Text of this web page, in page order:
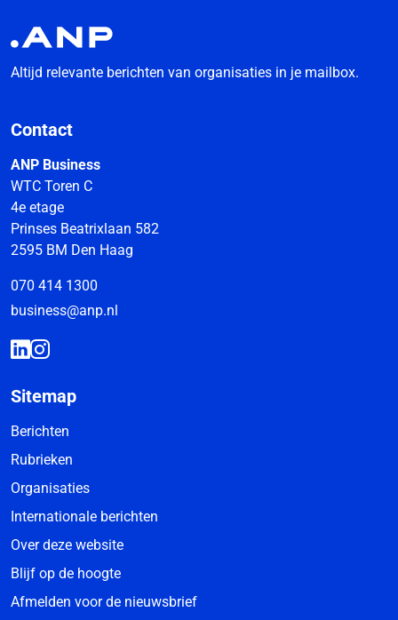
Altijd relevante berichten van organisaties in je mailbox.
Contact
ANP Business
WTC Toren C
4e etage
Prinses Beatrixlaan 582
2595 BM Den Haag
070 414 1300
business@anp.nl
Sitemap
Berichten
Rubrieken
Organisaties
Internationale berichten
Over deze website
Blijf op de hoogte
Afmelden voor de nieuwsbrief